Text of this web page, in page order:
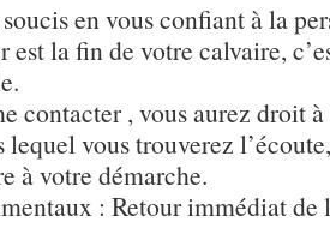
en vous confiant à la
est la fin de votre calvaire,
contacter , vous aurez droit
lequel vous trouverez
à votre démarche.
: Retour immédiat de